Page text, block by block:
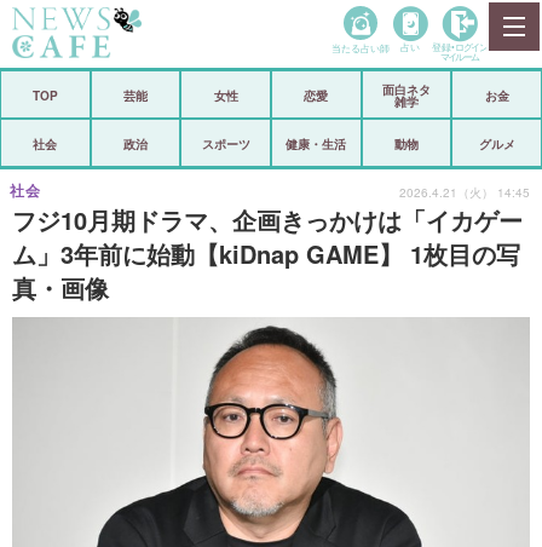
政治
芸能 スポーツ
恋愛
アリ／ナシ
ショップ
登録・ログイン/マイルーム
当たる占い師 占い 登録• ログイン
マイルーム
TOP 芸能 女性 恋愛
面白ネタ
雑学
お金
社会 政治 スポーツ 健康・生活 動物 グルメ
フジ10月期ドラマ、企画きっかけは「イカゲー
ム」3年前に始動【kiDnap GAME】 1枚目の写
真・画像
社会 2026.4.21（火） 14:45